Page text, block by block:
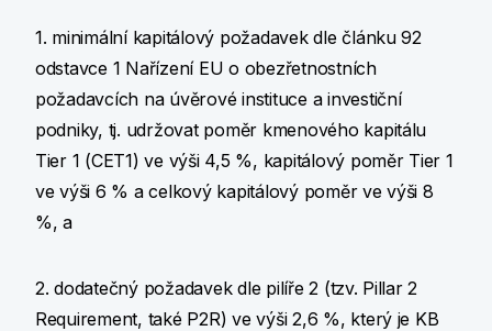
1. minimální kapitálový požadavek dle článku 92
odstavce 1 Nařízení EU o obezřetnostních
požadavcích na úvěrové instituce a investiční
podniky, tj. udržovat poměr kmenového kapitálu
Tier 1 (CET1) ve výši 4,5 %, kapitálový poměr Tier 1
ve výši 6 % a celkový kapitálový poměr ve výši 8
%, a
2. dodatečný požadavek dle pilíře 2 (tzv. Pillar 2
Requirement, také P2R) ve výši 2,6 %, který je KB